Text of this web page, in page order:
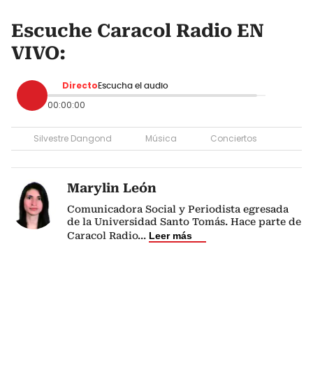
Escuche Caracol Radio EN
VIVO:
Directo Escucha el audio
00:00:00
Silvestre Dangond Música Conciertos
Marylin León
Comunicadora Social y Periodista egresada
de la Universidad Santo Tomás. Hace parte de
Caracol Radio... Leer más